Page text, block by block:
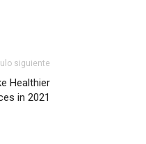
siguiente
Healthier
in 2021